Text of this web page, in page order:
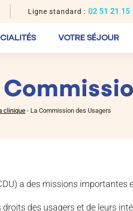
Ligne standard : 02 51 21 15
VOTRE SÉJOUR
clinique - La Commission des Usagers
a des missions importantes
droits des usagers et de leurs